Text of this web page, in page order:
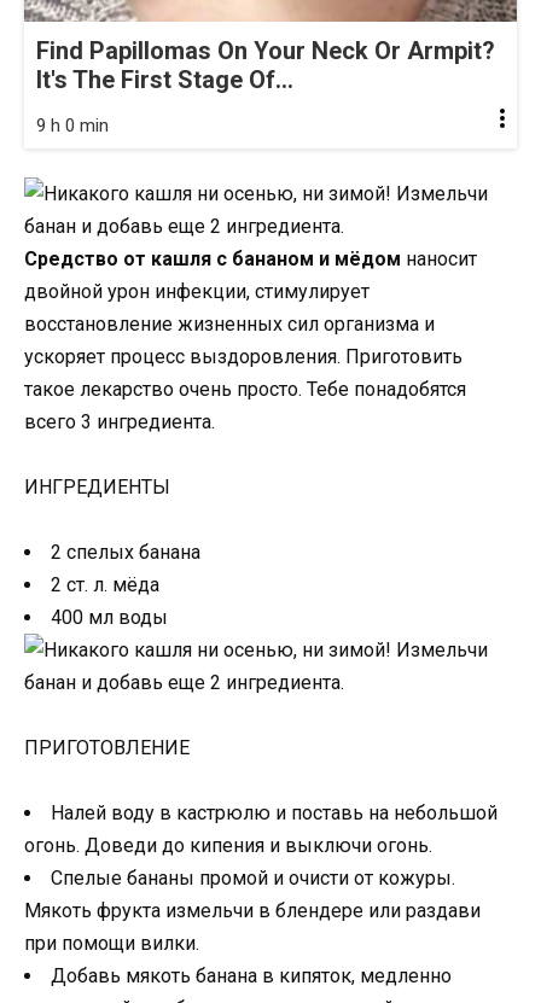
Find Papillomas On Your Neck Or Armpit?
It's The First Stage Of...
9 h 0 min
Средство от кашля с бананом и мёдом наносит
двойной урон инфекции, стимулирует
восстановление жизненных сил организма и
ускоряет процесс выздоровления. Приготовить
такое лекарство очень просто. Тебе понадобятся
всего 3 ингредиента.
ИНГРЕДИЕНТЫ
2 спелых банана
2 ст. л. мёда
400 мл воды
ПРИГОТОВЛЕНИЕ
Налей воду в кастрюлю и поставь на небольшой
огонь. Доведи до кипения и выключи огонь.
Спелые бананы промой и очисти от кожуры.
Мякоть фрукта измельчи в блендере или раздави
при помощи вилки.
Добавь мякоть банана в кипяток, медленно